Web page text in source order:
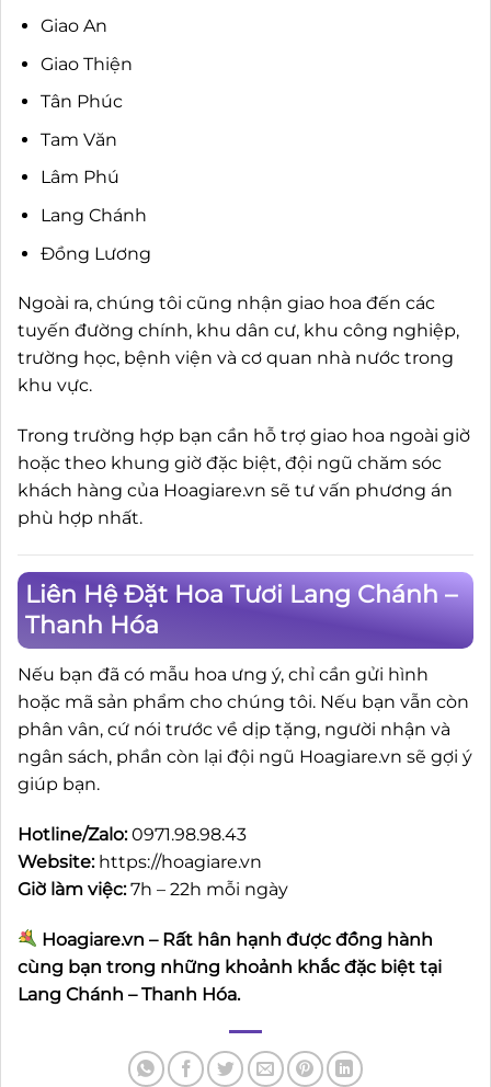
Giao An
Giao Thiện
Tân Phúc
Tam Văn
Lâm Phú
Lang Chánh
Đồng Lương
Ngoài ra, chúng tôi cũng nhận giao hoa đến các
tuyến đường chính, khu dân cư, khu công nghiệp,
trường học, bệnh viện và cơ quan nhà nước trong
khu vực.
Trong trường hợp bạn cần hỗ trợ giao hoa ngoài giờ
hoặc theo khung giờ đặc biệt, đội ngũ chăm sóc
khách hàng của Hoagiare.vn sẽ tư vấn phương án
phù hợp nhất.
Liên Hệ Đặt Hoa Tươi Lang Chánh –
Thanh Hóa
Nếu bạn đã có mẫu hoa ưng ý, chỉ cần gửi hình
hoặc mã sản phẩm cho chúng tôi. Nếu bạn vẫn còn
phân vân, cứ nói trước về dịp tặng, người nhận và
ngân sách, phần còn lại đội ngũ Hoagiare.vn sẽ gợi ý
giúp bạn.
Hotline/Zalo:0971.98.98.43
Website: https://hoagiare.vn
Giờ làm việc:7h – 22h mỗi ngày
Hoagiare.vn – Rất hân hạnh được đồng hành
cùng bạn trong những khoảnh khắc đặc biệt tại
Lang Chánh – Thanh Hóa.